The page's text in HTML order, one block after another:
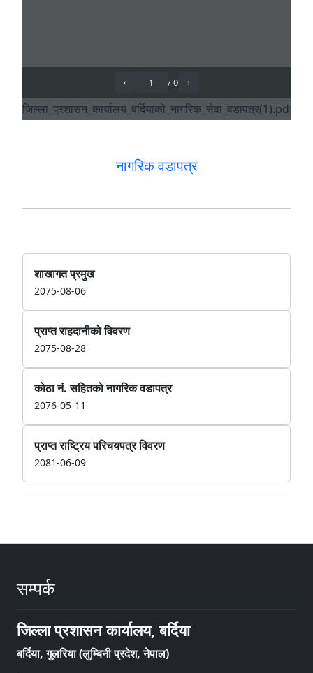
नागरिक वडापत्र
शाखागत प्रमुख
2075-08-06
प्राप्त राहदानीको विवरण
2075-08-28
कोठा नं. सहितको नागरिक वडापत्र
2076-05-11
प्राप्त राष्ट्रिय परिचयपत्र विवरण
2081-06-09
सम्पर्क
जिल्ला प्रशासन कार्यालय, बर्दिया
बर्दिया, गुलरिया (लुम्बिनी प्रदेश, नेपाल)